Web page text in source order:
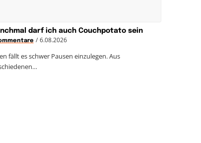
darf ich auch Couchpotato sein
/ 6.08.2026
fällt es schwer Pausen einzulegen. Aus